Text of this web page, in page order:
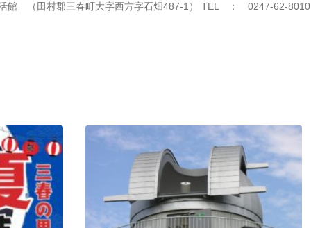
館 （田村郡三春町大字西方字石畑487-1） TEL ： 0247-62-8010